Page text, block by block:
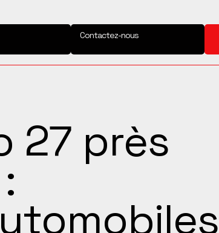
Contactez-nous
27 près